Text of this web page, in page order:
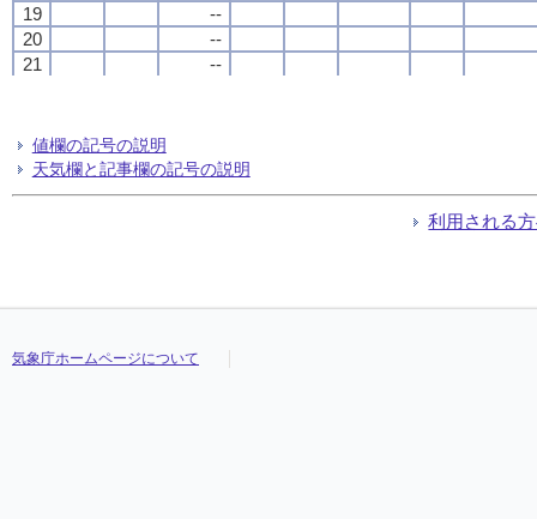
19
--
20
--
21
--
24
19
--
20
--
21
--
24
19
--
20
--
21
--
24
19
--
20
--
21
--
24
値欄の記号の説明
天気欄と記事欄の記号の説明
利用される
気象庁ホームページについて